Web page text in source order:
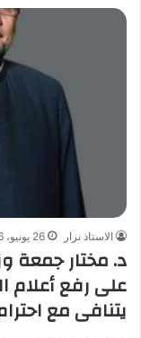
الاستاذ نزار 26 يونيو، 2026
د. مختار جمعة
على رفع أعلام
يتنافى مع